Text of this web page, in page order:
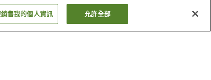
售我的個人資訊 允許全部